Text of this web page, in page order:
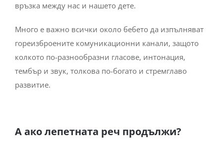
връзка между нас и нашето дете.
Много е важно всички около бебето да изпълняват
гореизброените комуникационни канали, защото
колкото по-разнообразни гласове, интонация,
тембър и звук, толкова по-богато и стремглаво
развитие.
А ако лепетната реч продължи?